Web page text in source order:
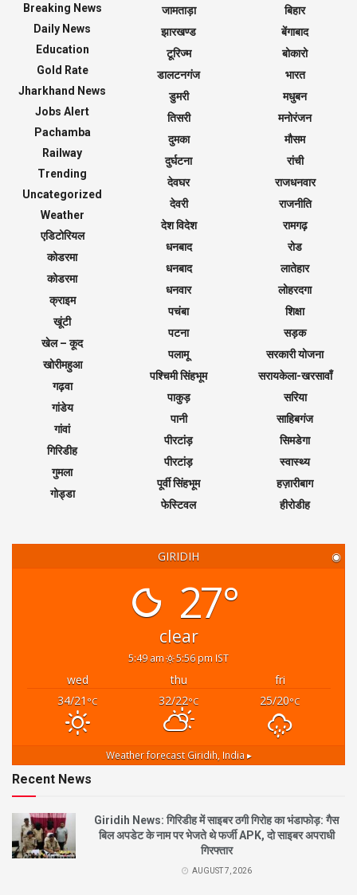
Breaking News
Daily News
Education
Gold Rate
Jharkhand News
Jobs Alert
Pachamba
Railway
Trending
Uncategorized
Weather
एडिटोरियल
कोडरमा
कोडरमा
क्राइम
खूंटी
खेल – कूद
खोरीमहुआ
गढ़वा
गांडेय
गांवां
गिरिडीह
गुमला
गोड्डा
जामताड़ा
झारखण्ड
टूरिज्म
डालटनगंज
डुमरी
तिसरी
दुमका
दुर्घटना
देवघर
देवरी
देश विदेश
धनबाद
धनबाद
धनवार
पचंबा
पटना
पलामू
पश्चिमी सिंहभूम
पाकुड़
पानी
पीरटांड़
पीरटांड़
पूर्वी सिंहभूम
फेस्टिवल
बिहार
बेंगाबाद
बोकारो
भारत
मधुबन
मनोरंजन
मौसम
रांची
राजधनवार
राजनीति
रामगढ़
रोड
लातेहार
लोहरदगा
शिक्षा
सड़क
सरकारी योजना
सरायकेला-खरसावाँ
सरिया
साहिबगंज
सिमडेगा
स्वास्थ्य
हज़ारीबाग
हीरोडीह
GIRIDIH ◉
27°
clear
5:49 am 5:56 pm IST
wed thu
fri
34/21 °C 32/22°C 25/20°C
Weather forecast Giridih, India ▸
Recent News
Giridih News: गिरिडीह में साइबर ठगी गिरोह का भंडाफोड़: गैस
बिल अपडेट के नाम पर भेजते थे फर्जी APK, दो साइबर अपराधी
गिरफ्तार
AUGUST 7, 2026